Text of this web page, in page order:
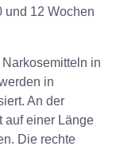
und 12 Wochen
in
in
An der
auf einer Länge
Die rechte